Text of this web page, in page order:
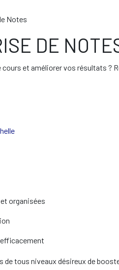
Notes
DE
et améliorer vos résultats
organisées
tous niveaux désireux de